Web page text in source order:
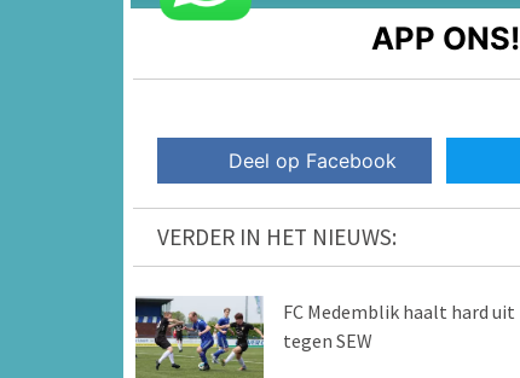
APP ONS!
Deel op Facebook
VERDER IN HET NIEUWS:
FC Medemblik haalt hard uit
tegen SEW